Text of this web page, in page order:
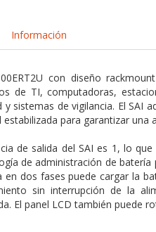
Información
con diseño
de TI, computadoras,
y sistemas de vigilancia. El SAI
para garantizar una
de salida del SAI es 1, lo
de administración de
en dos fases puede cargar la
sin interrupción de la
El panel LCD también puede